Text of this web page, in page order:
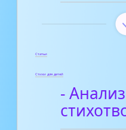
Статьи
Стихи для детей
- Анализ